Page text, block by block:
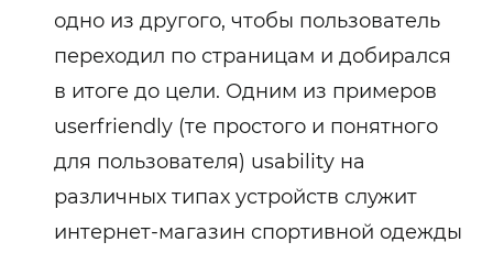
одно из другого, чтобы пользователь
переходил по страницам и добирался
в итоге до цели. Одним из примеров
userfriendly (те простого и понятного
для пользователя) usability на
различных типах устройств служит
интернет-магазин спортивной одежды